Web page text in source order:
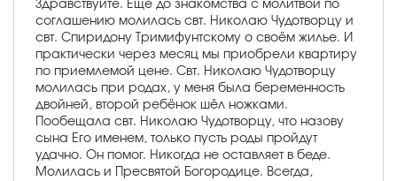
Здравствуйте. Ещё до знакомства с молитвой по
соглашению молилась свт. Николаю Чудотворцу и
свт. Спиридону Тримифунтскому о своём жилье. И
практически через месяц мы приобрели квартиру
по приемлемой цене. Свт. Николаю Чудотворцу
молилась при родах, у меня была беременность
двойней, второй ребёнок шёл ножками.
Пообещала свт. Николаю Чудотворцу, что назову
сына Его именем, только пусть роды пройдут
удачно. Он помог. Никогда не оставляет в беде.
Молилась и Пресвятой Богородице. Всегда,